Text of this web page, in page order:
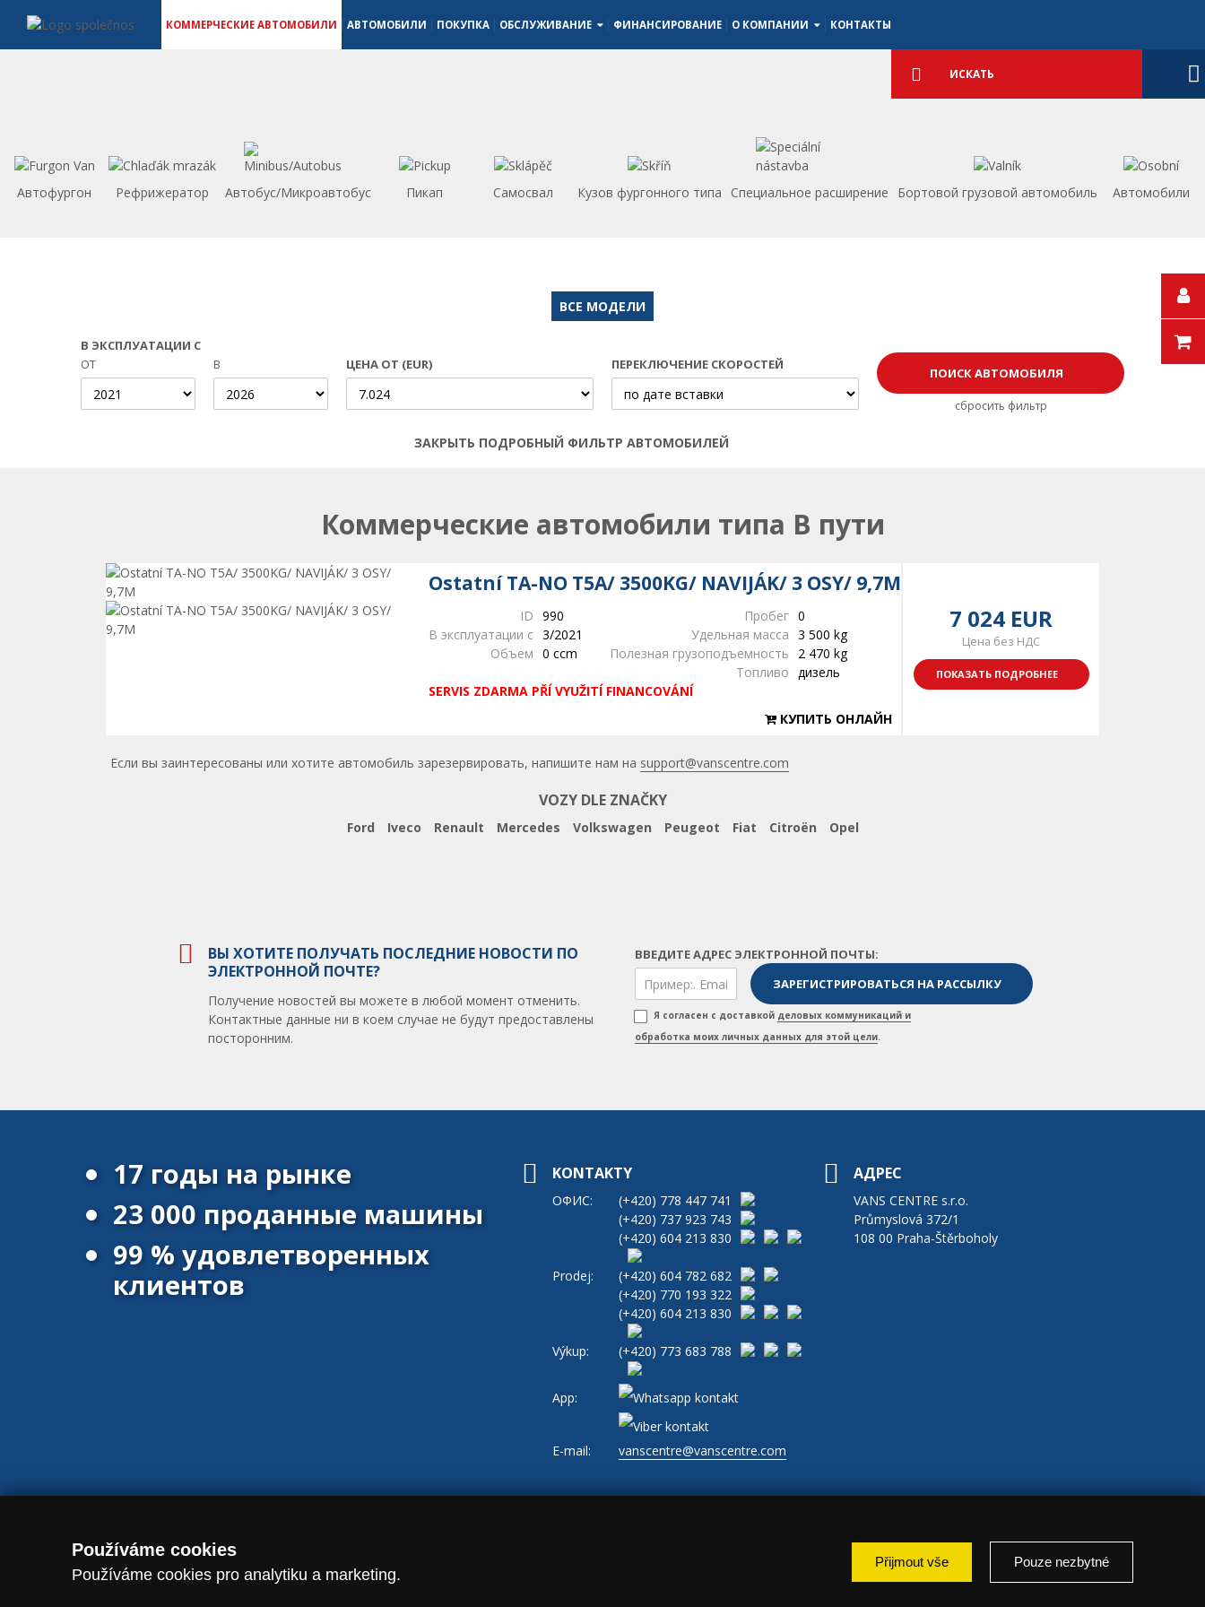
КОММЕРЧЕСКИЕ АВТОМОБИЛИ АВТОМОБИЛИ ПОКУПКА ОБСЛУЖИВАНИЕ ФИНАНСИРОВАНИЕ О КОМПАНИИ КОНТАКТЫ
Подробный
поиск Искать
Автофургон Рефрижератор Автобус/Микроавтобус Пикап Самосвал Кузов фургонного типа Специальное расширение Бортовой грузовой автомобиль Aвтомобили
ВСЕ МОДЕЛИ
В ЭКСПЛУАТАЦИИ С
ОТ
В ЦЕНА ОТ (EUR) ПЕРЕКЛЮЧЕНИЕ СКОРОСТЕЙ
сбросить фильтр
ЗАКРЫТЬ ПОДРОБНЫЙ ФИЛЬТР АВТОМОБИЛЕЙ
Открыть | Закрыть фильтр
Коммерческие автомобили типа В пути
Ostatní TA-NO T5A/ 3500KG/ NAVIJÁK/ 3 OSY/ 9,7M
ID 990 Пробег 0
В эксплуатации с 3/2021 Удельная масса 3 500 kg
Объем 0 ccm Полезная грузоподъемность
2 470 kg
Топливо дизель
SERVIS ZDARMA PŘÍ VYUŽITÍ FINANCOVÁNÍ
КУПИТЬ ОНЛАЙН
7 024 EUR
Цена без НДС
ПОКАЗАТЬ ПОДРОБНЕЕ
Если вы заинтересованы или хотите автомобиль зарезервировать, напишите нам на support@vanscentre.com
VOZY DLE ZNAČKY
Ford Iveco Renault Mercedes Volkswagen Peugeot Fiat Citroën Opel
ВЫ ХОТИТЕ ПОЛУЧАТЬ ПОСЛЕДНИЕ НОВОСТИ ПО
ЭЛЕКТРОННОЙ ПОЧТЕ?
Получение новостей вы можете в любой момент отменить.
Контактные данные ни в коем случае не будут предоставлены
посторонним.
ВВЕДИТЕ АДРЕС ЭЛЕКТРОННОЙ ПОЧТЫ:
Я согласен с доставкой деловых коммуникаций и
обработка моих личных данных для этой цели.
17 годы на рынке
23 000 проданные машины
99 % удовлетворенных
клиентов
KONTAKTY
ОФИС: (+420) 778 447 741
(+420) 737 923 743
(+420) 604 213 830
Prodej: (+420) 604 782 682
(+420) 770 193 322
(+420) 604 213 830
Výkup: (+420) 773 683 788
App:
E-mail: vanscentre@vanscentre.com
АДРЕС
VANS CENTRE s.r.o.
Průmyslová 372/1
108 00 Praha-Štěrboholy
Používáme cookies
Používáme cookies pro analytiku a marketing.
Přijmout vše Pouze nezbytné